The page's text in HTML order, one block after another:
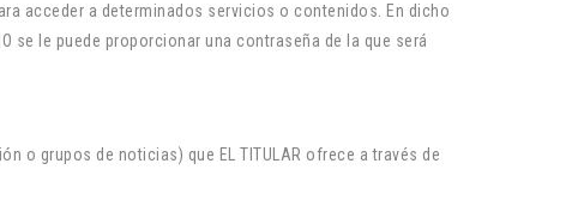
acceder a determinados servicios o contenidos. En dicho
se le puede proporcionar una contraseña de la que será
o grupos de noticias) que EL TITULAR ofrece a través de